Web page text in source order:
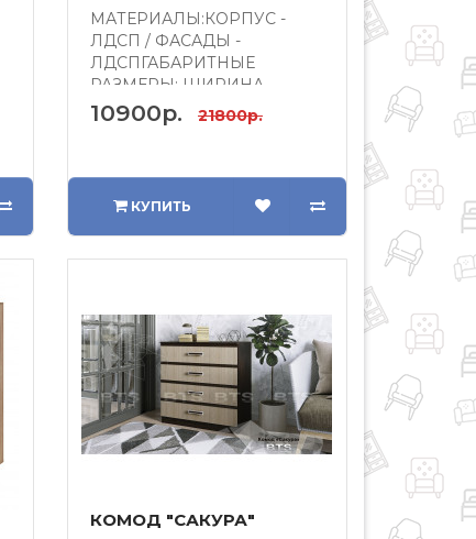
МАТЕРИАЛЫ:КОРПУС -
ЛДСП / ФАСАДЫ -
ЛДСПГАБАРИТНЫЕ
РАЗМЕРЫ: ШИРИНА -
1100ВЫСОТА - 920ГЛУБИНА
10900р. 21800р.
КУПИТЬ
КОМОД "САКУРА"